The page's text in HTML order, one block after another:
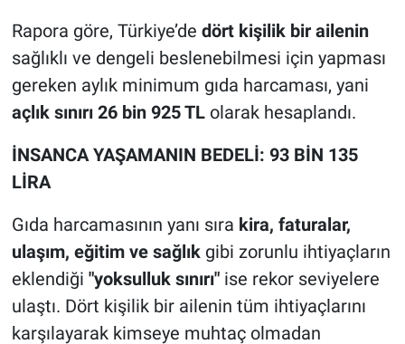
Rapora göre, Türkiye’de dört kişilik bir ailenin
sağlıklı ve dengeli beslenebilmesi için yapması
gereken aylık minimum gıda harcaması, yani
açlık sınırı 26 bin 925 TLolarak hesaplandı.
İNSANCA YAŞAMANIN BEDELİ: 93 BİN 135
LİRA
Gıda harcamasının yanı sıra kira, faturalar,
ulaşım, eğitim ve sağlıkgibi zorunlu ihtiyaçların
eklendiği "yoksulluk sınırı"ise rekor seviyelere
ulaştı. Dört kişilik bir ailenin tüm ihtiyaçlarını
karşılayarak kimseye muhtaç olmadan